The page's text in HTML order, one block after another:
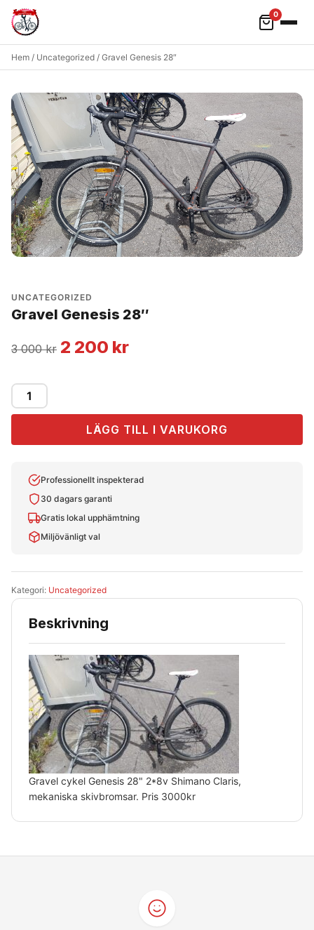
Hoppa till innehåll
0
Hem / Uncategorized / Gravel Genesis 28″
UNCATEGORIZED
Gravel Genesis 28″
3 000kr Det
var:
000
kr.
2 200 krDet
är:
200
Gravel
LÄGG TILL I VARUKORG
Professionellt inspekterad
30 dagars garanti
Gratis lokal upphämtning
Miljövänligt val
Kategori: Uncategorized
Beskrivning
Gravel cykel Genesis 28" 2*8v Shimano Claris,
mekaniska skivbromsar. Pris 3000kr